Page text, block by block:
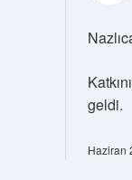
geldi.
Haziran